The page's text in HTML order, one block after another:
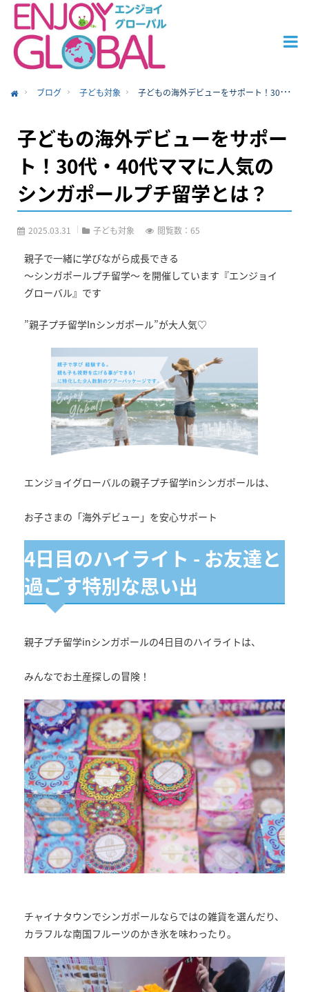
ブログ 子ども対象 子どもの海外デビューをサポート！30代・40代ママに人気のシンガポールプチ留学とは？
子どもの海外デビューをサポー
ト！30代・40代ママに人気の
シンガポールプチ留学とは？
2025.03.31 子ども対象 閲覧数：65
親子で一緒に学びながら成長できる
～シンガポールプチ留学～ を開催しています『エンジョイ
グローバル』です
”親子プチ留学Inシンガポール”が大人気♡
エンジョイグローバルの親子プチ留学inシンガポールは、
お子さまの「海外デビュー」を安心サポート
4日目のハイライト - お友達と
過ごす特別な思い出
親子プチ留学inシンガポールの4日目のハイライトは、
みんなでお土産探しの冒険！
チャイナタウンでシンガポールならではの雑貨を選んだり、
カラフルな南国フルーツのかき氷を味わったり。